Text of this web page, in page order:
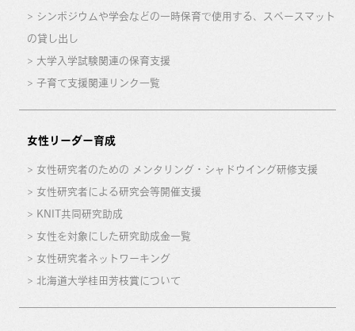
シンポジウムや学会などの一時保育で使用する、スペースマット
の貸し出し
大学入学試験関連の保育支援
子育て支援関連リンク一覧
女性リーダー育成
女性研究者のための メンタリング・シャドウイング研修支援
女性研究者による研究会等開催支援
KNIT共同研究助成
女性を対象にした研究助成金一覧
女性研究者ネットワーキング
北海道大学桂田芳枝賞について